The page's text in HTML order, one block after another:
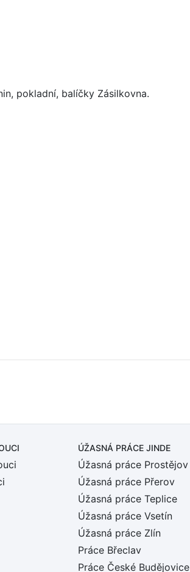
pokladní, balíčky Zásilkovna.
ÚŽASNÁ PRÁCE JINDE
Úžasná práce Prostějov
Úžasná práce Přerov
Úžasná práce Teplice
Úžasná práce Vsetín
Úžasná práce Zlín
Práce Břeclav
Práce České Budějovice